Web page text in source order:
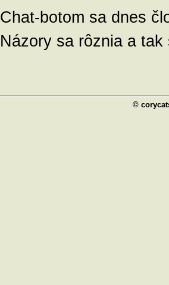
Chat-botom sa dnes
Názory sa rôznia a
©